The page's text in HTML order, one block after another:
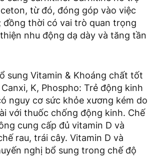
từ đó, đóng góp vào việc
đồng thời có vai trò quan trọng
nhu động dạ dày và tăng tần
sung Vitamin & Khoáng chất tốt
K, Phospho: Trẻ động kinh
nguy cơ sức khỏe xương kém do
với thuốc chống động kinh. Chế
cung cấp đủ vitamin D và
rau, trái cây. Vitamin D và
nghị bổ sung trong chế độ